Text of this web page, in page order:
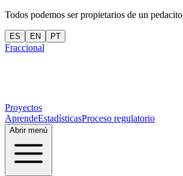
Todos podemos ser propietarios de un pedacito
ES EN PT
Fraccional
Proyectos
AprendeEstadísticasProceso regulatorio
Abrir menú